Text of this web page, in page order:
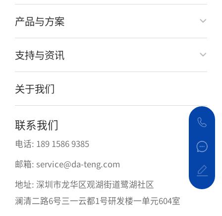
产品与方案
支持与资讯
关于我们
联系我们
电话: 189 1586 9385
邮箱: service@da-teng.com
地址: 深圳市龙华区观湖街道鹭湖社区
澜清二路6号三一云都1号研发楼一单元604室